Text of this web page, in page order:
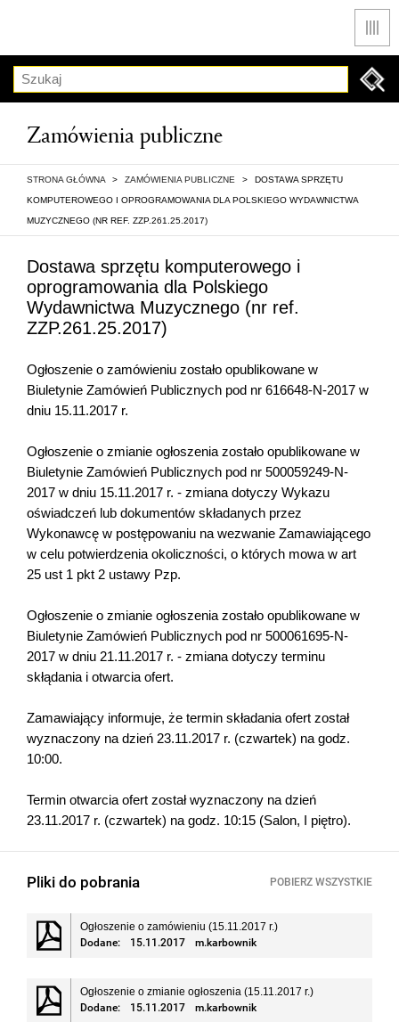
Szukaj
Zamówienia publiczne
STRONA GŁÓWNA > ZAMÓWIENIA PUBLICZNE > DOSTAWA SPRZĘTU
KOMPUTEROWEGO I OPROGRAMOWANIA DLA POLSKIEGO WYDAWNICTWA
MUZYCZNEGO (NR REF. ZZP.261.25.2017)
Dostawa sprzętu komputerowego i
oprogramowania dla Polskiego
Wydawnictwa Muzycznego (nr ref.
ZZP.261.25.2017)
Ogłoszenie o zamówieniu zostało opublikowane w
Biuletynie Zamówień Publicznych pod nr 616648-N-2017 w
dniu 15.11.2017 r.
Ogłoszenie o zmianie ogłoszenia zostało opublikowane w
Biuletynie Zamówień Publicznych pod nr 500059249-N-
2017 w dniu 15.11.2017 r. - zmiana dotyczy Wykazu
oświadczeń lub dokumentów składanych przez
Wykonawcę w postępowaniu na wezwanie Zamawiającego
w celu potwierdzenia okoliczności, o których mowa w art
25 ust 1 pkt 2 ustawy Pzp.
Ogłoszenie o zmianie ogłoszenia zostało opublikowane w
Biuletynie Zamówień Publicznych pod nr 500061695-N-
2017 w dniu 21.11.2017 r. - zmiana dotyczy terminu
skłądania i otwarcia ofert.
Zamawiający informuje, że termin składania ofert został
wyznaczony na dzień 23.11.2017 r. (czwartek) na godz.
10:00.
Termin otwarcia ofert został wyznaczony na dzień
23.11.2017 r. (czwartek) na godz. 10:15 (Salon, I piętro).
Pliki do pobrania POBIERZ WSZYSTKIE
Ogłoszenie o zamówieniu (15.11.2017 r.)
Dodane:
15.11.2017 m.karbownik
Ogłoszenie o zmianie ogłoszenia (15.11.2017 r.)
Dodane:
15.11.2017 m.karbownik